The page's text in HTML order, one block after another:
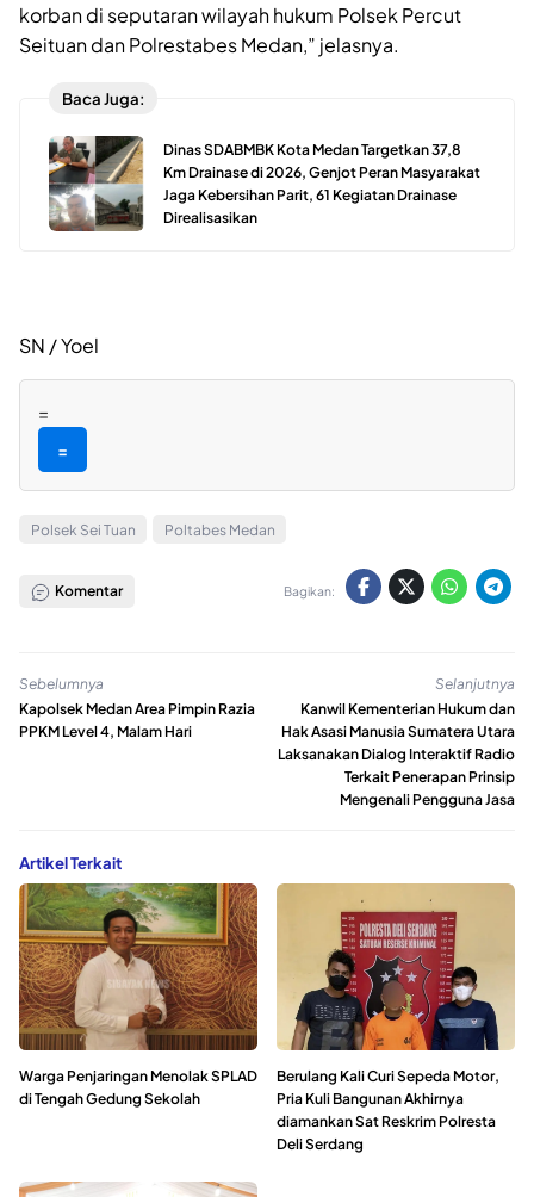
korban di seputaran wilayah hukum Polsek Percut
Seituan dan Polrestabes Medan,” jelasnya.
Baca Juga:
Dinas SDABMBK Kota Medan Targetkan 37,8
Km Drainase di 2026, Genjot Peran Masyarakat
Jaga Kebersihan Parit, 61 Kegiatan Drainase
Direalisasikan
SN / Yoel
=
=
Polsek Sei Tuan Poltabes Medan
Komentar Bagikan:
Sebelumnya
Kapolsek Medan Area Pimpin Razia
PPKM Level 4, Malam Hari
Selanjutnya
Kanwil Kementerian Hukum dan
Hak Asasi Manusia Sumatera Utara
Laksanakan Dialog Interaktif Radio
Terkait Penerapan Prinsip
Mengenali Pengguna Jasa
Artikel Terkait
Warga Penjaringan Menolak SPLAD
di Tengah Gedung Sekolah
Berulang Kali Curi Sepeda Motor,
Pria Kuli Bangunan Akhirnya
diamankan Sat Reskrim Polresta
Deli Serdang